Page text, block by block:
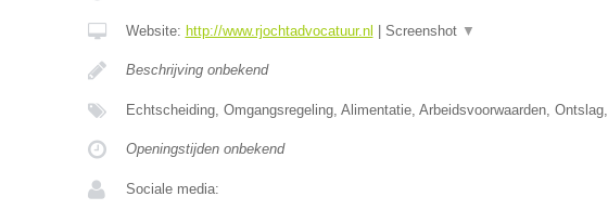
Website: http://www.rjochtadvocatuur.nl Screenshot ▼
Beschrijving onbekend
Echtscheiding, Omgangsregeling, Alimentatie, Arbeidsvoorwaarden, Ontslag,
Openingstijden onbekend
Sociale media: